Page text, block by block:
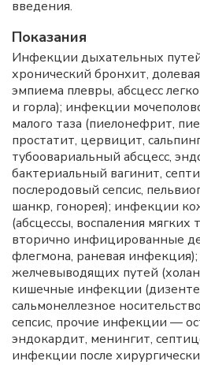
введения.
Показания
Инфекции дыхательных
хронический бронхит,
эмпиема плевры, абсцесс
и горла); инфекции
малого таза (пиелонефрит,
простатит, цервицит,
тубоовариальный абсцесс,
бактериальный вагинит,
послеродовый сепсис,
шанкр, гонорея); инфекции
(абсцессы, воспаления мягких
вторично инфицированные
флегмона, раневая
желчевыводящих путей
кишечные инфекции
сальмонеллезное
сепсис, прочие инфекции —
эндокардит, менингит,
инфекции после